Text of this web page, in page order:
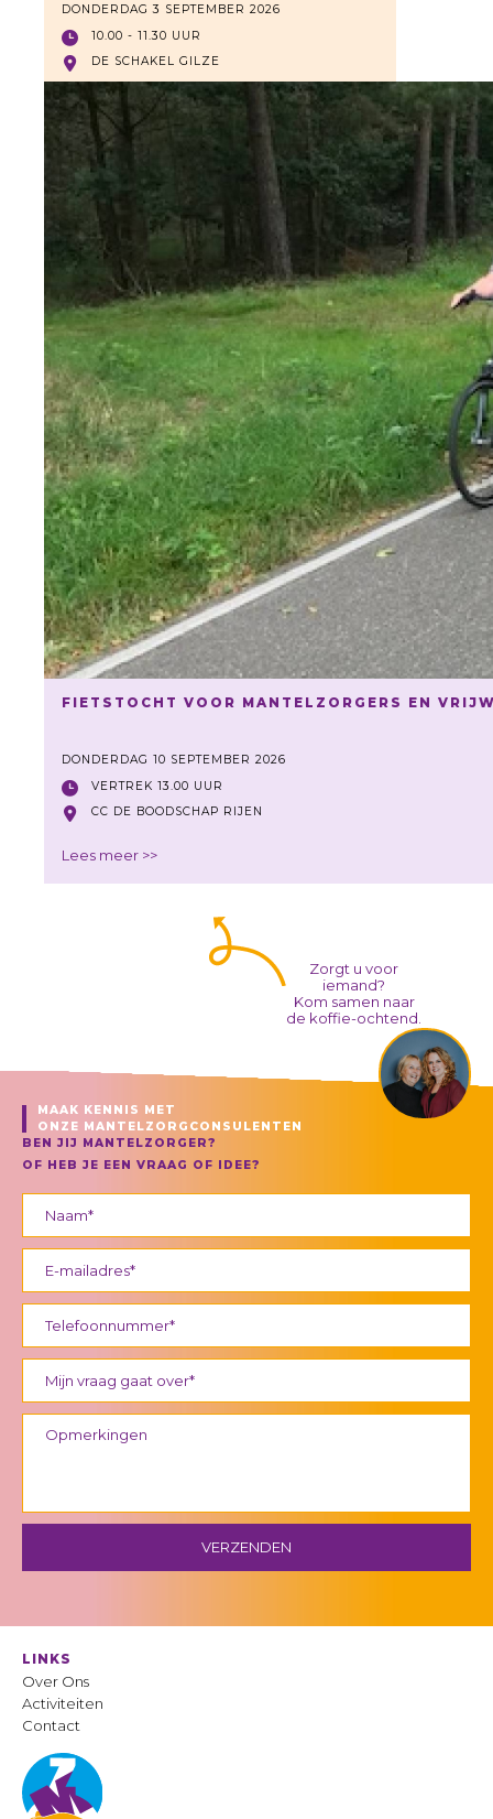
DONDERDAG 3 SEPTEMBER 2026
10.00 - 11.30 UUR
DE SCHAKEL GILZE
Lees meer >>
FIETSTOCHT VOOR MANTELZORGERS EN
DONDERDAG 10 SEPTEMBER 2026
VERTREK 13.00 UUR
CC DE BOODSCHAP RIJEN
Lees meer >>
Zorgt u voor
iemand?
Kom samen naar
de koffie-ochtend.
MAAK KENNIS MET
ONZE MANTELZORGCONSULENTEN
BEN JIJ MANTELZORGER?
OF HEB JE EEN VRAAG OF IDEE?
LINKS
Over Ons
Activiteiten
Contact